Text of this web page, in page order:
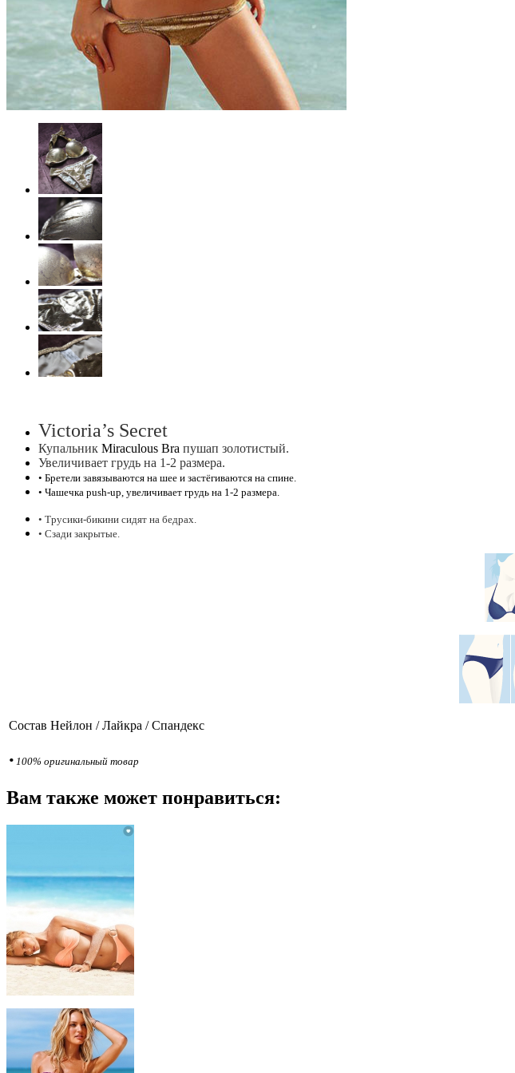
Victoria’s Secret
Купальник Miraculous Bra пушап золотистый.
Увеличивает грудь на 1-2 размера.
• Бретели завязываются на шее и застёгиваются на спине.
• Чашечка push-up, увеличивает грудь на 1-2 размера.
• Трусики-бикини сидят на бедрах.
• Сзади закрытые.
Состав Нейлон / Лайкра / Cпандекс
• 100% оригинальный товар
Вам также может понравиться: